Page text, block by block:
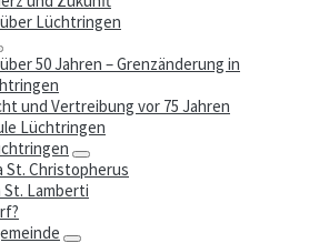
Lüchtringen
50 Jahren – Grenzänderung in
und Vertreibung vor 75 Jahren
Lüchtringen
St. Christopherus
St. Lamberti